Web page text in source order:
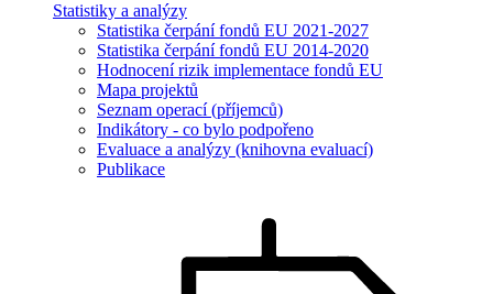
Statistiky a analýzy
Statistika čerpání fondů EU 2021-2027
Statistika čerpání fondů EU 2014-2020
Hodnocení rizik implementace fondů EU
Mapa projektů
Seznam operací (příjemců)
Indikátory - co bylo podpořeno
Evaluace a analýzy (knihovna evaluací)
Publikace